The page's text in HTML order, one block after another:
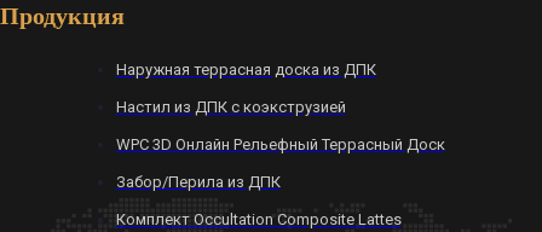
Продукция
Наружная террасная доска из ДПК
Настил из ДПК с коэкструзией
WPC 3D Онлайн Рельефный Террасный Доск
Забор/Перила из ДПК
Комплект Occultation Composite Lattes